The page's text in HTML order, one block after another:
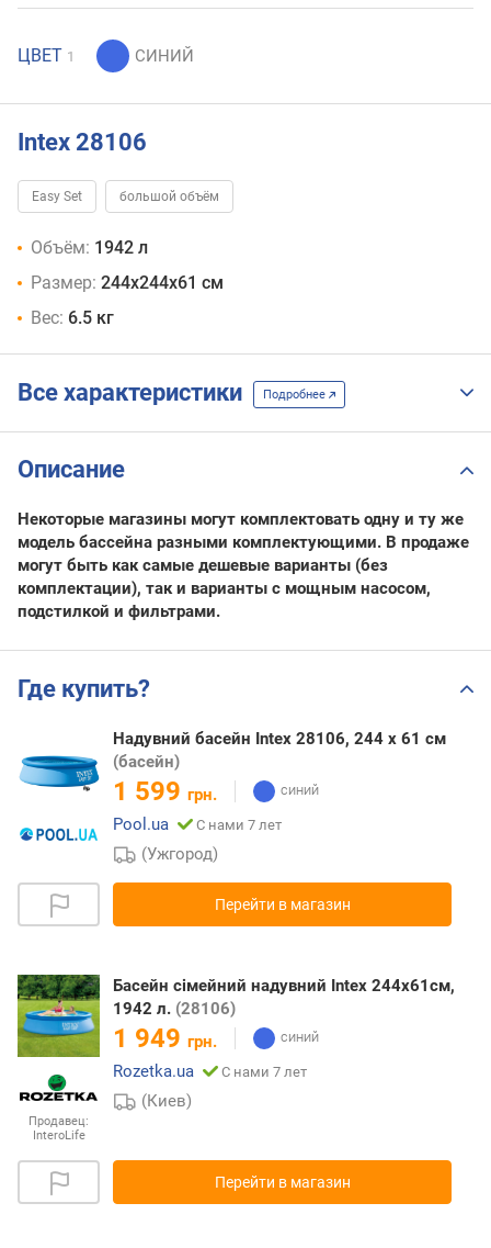
ЦВЕТ 1
Intex 28106
Easy Set большой объём
Объём: 1942 л
Размер: 244х244х61 см
Вес: 6.5 кг
Все характеристики Подробнее
Описание
Некоторые магазины могут комплектовать одну и ту же
модель бассейна разными комплектующими. В продаже
могут быть как самые дешевые варианты (без
комплектации), так и варианты с мощным насосом,
подстилкой и фильтрами.
Где купить?
Надувний басейн Intex 28106, 244 х 61 см
(басейн)
1 599 грн.
Pool.ua
С нами 7 лет
(Ужгород)
Перейти в магазин
Продавец:
InteroLife
Басейн сімейний надувний Intex 244х61см,
1942 л. (28106)
1 949 грн.
Rozetka.ua
С нами 7 лет
(Киев)
Перейти в магазин